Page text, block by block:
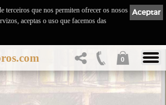
0
Aceptar
terceiros que nos permiten ofrecer os nosos
aceptas o uso que facemos das